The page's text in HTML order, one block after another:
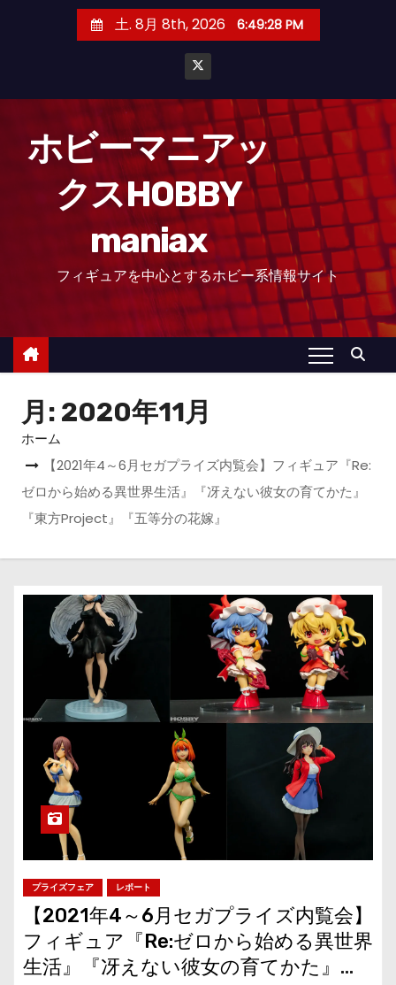
土. 8月 8th, 2026 6:49:29 PM
ホビーマニアッ
クスHOBBY
maniax
フィギュアを中心とするホビー系情報サイト
月: 2020年11月
ホーム
【2021年4～6月セガプライズ内覧会】フィギュア『Re:
ゼロから始める異世界生活』『冴えない彼女の育てかた』
『東方Project』『五等分の花嫁』
プライズフェア レポート
【2021年4～6月セガプライズ内覧会】
フィギュア『Re:ゼロから始める異世界
生活』『冴えない彼女の育てかた』